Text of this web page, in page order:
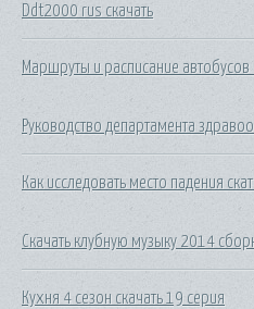
Ddt2000 rus скачать
Маршруты и расписание
Руководство департамента
Как исследовать место падения
Скачать клубную музыку 2014
Кухня 4 сезон скачать 19 серия